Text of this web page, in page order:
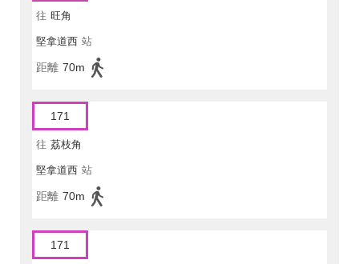
往 旺角
堅拿道西 站
距離 70m
171
往 荔枝角
堅拿道西 站
距離 70m
171